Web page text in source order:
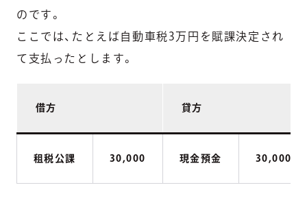
のです。
ここでは、たとえば自動車税3万円を賦課決定され
て支払ったとします。
借方 貸方
租税公課 30,000 現金預金 30,000